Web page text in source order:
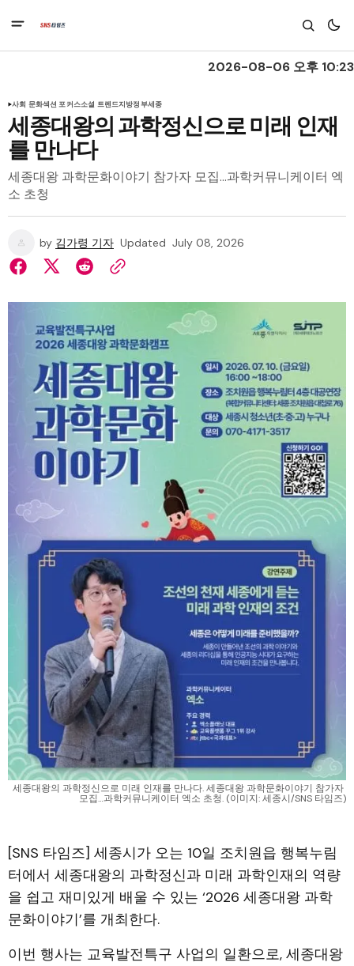
2026-08-06 오후 10:23
사회 문화섹션 포커스소셜 트렌드지방정부세종
세종대왕의 과학정신으로 미래 인재
를 만나다
세종대왕 과학문화이야기 참가자 모집…과학커뮤니케이터 엑
소 초청
by 김가령 기자 Updated July 08, 2026
세종대왕의 과학정신으로 미래 인재를 만나다. 세종대왕 과학문화이야기 참가자
모집…과학커뮤니케이터 엑소 초청. (이미지: 세종시/SNS 타임즈)
[SNS 타임즈] 세종시가 오는 10일 조치원읍 행복누림
터에서 세종대왕의 과학정신과 미래 과학인재의 역량
을 쉽고 재미있게 배울 수 있는 ‘2026 세종대왕 과학
문화이야기’를 개최한다.
이번 행사는 교육발전특구 사업의 일환으로, 세종대왕